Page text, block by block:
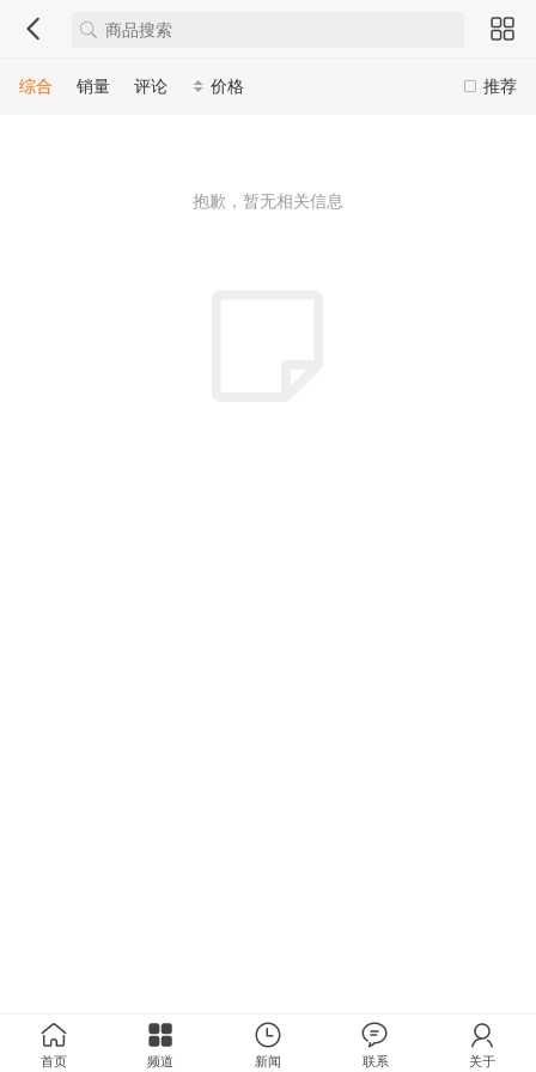
推荐
综合 销量 评论 价格
抱歉，暂无相关信息
首页 频道 新闻 联系 关于